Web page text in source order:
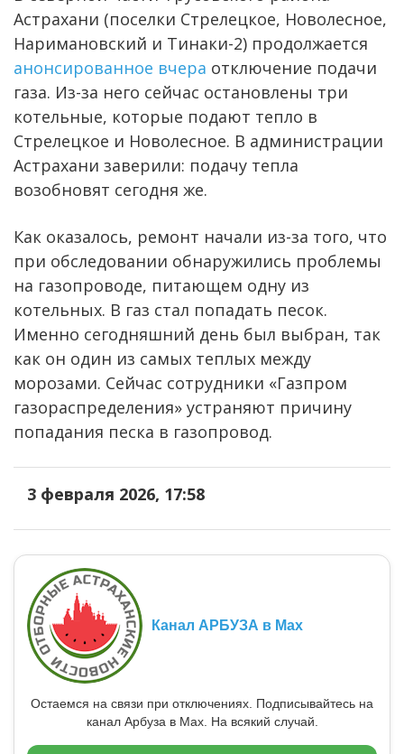
Астрахани (поселки Стрелецкое, Новолесное,
Наримановский и Тинаки-2) продолжается
анонсированное вчера отключение подачи
газа. Из-за него сейчас остановлены три
котельные, которые подают тепло в
Стрелецкое и Новолесное. В администрации
Астрахани заверили: подачу тепла
возобновят сегодня же.
Как оказалось, ремонт начали из-за того, что
при обследовании обнаружились проблемы
на газопроводе, питающем одну из
котельных. В газ стал попадать песок.
Именно сегодняшний день был выбран, так
как он один из самых теплых между
морозами. Сейчас сотрудники «Газпром
газораспределения» устраняют причину
попадания песка в газопровод.
3 февраля 2026, 17:58
Канал АРБУЗА в Max
Остаемся на связи при отключениях. Подписывайтесь на
канал Арбуза в Max. На всякий случай.